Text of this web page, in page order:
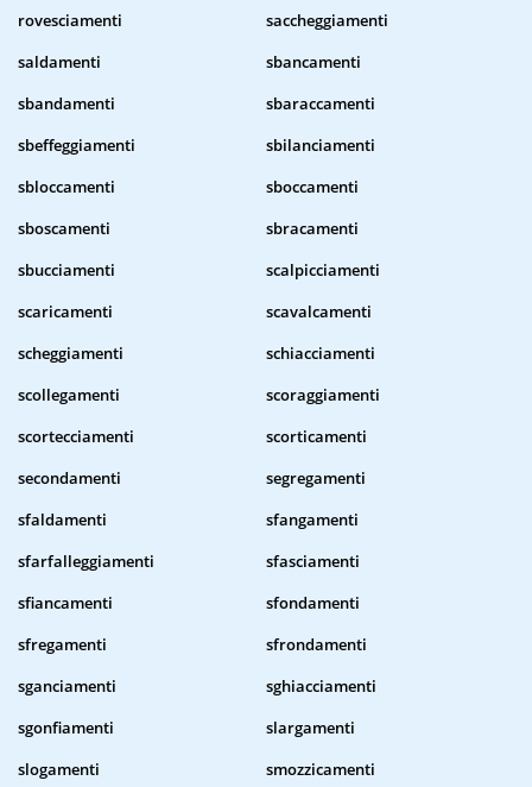
rovesciamenti
saccheggiamenti
saldamenti
sbancamenti
sbandamenti
sbaraccamenti
sbeffeggiamenti
sbilanciamenti
sbloccamenti
sboccamenti
sboscamenti
sbracamenti
sbucciamenti
scalpicciamenti
scaricamenti
scavalcamenti
scheggiamenti
schiacciamenti
scollegamenti
scoraggiamenti
scortecciamenti
scorticamenti
secondamenti
segregamenti
sfaldamenti
sfangamenti
sfarfalleggiamenti
sfasciamenti
sfiancamenti
sfondamenti
sfregamenti
sfrondamenti
sganciamenti
sghiacciamenti
sgonfiamenti
slargamenti
slogamenti
smozzicamenti